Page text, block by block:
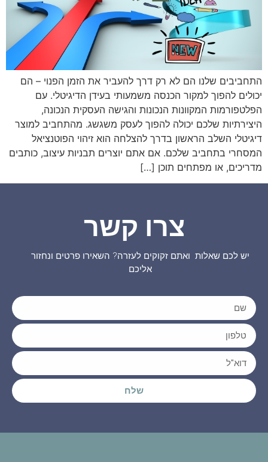
התחביבים שלנו הם לא רק דרך להעביר את הזמן הפנוי – הם
יכולים להפוך למקור הכנסה משמעותי בעידן הדיגיטלי. עם
הפלטפורמות המקוונות הנכונות והגישה העסקית הנכונה,
היצירתיות שלכם יכולה להפוך לעסק משגשג. מהתחביב למוצר
דיגיטלי השלב הראשון בדרך להצלחה הוא זיהוי הפוטנציאל
המסחרי בתחביב שלכם. אם אתם יוצרים תבניות עיצוב, כותבים
מדריכים, או מפתחים תוכן […]
צרו קשר
יש לכם שאלות ואתם זקוקים לעזרה? השאירו פרטים ונחזור
אליכם
שלח